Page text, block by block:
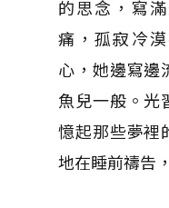
的思念，寫
痛，孤寂冷
心，她邊寫邊
魚兒一般。光
憶起那些夢裡
地在睡前禱告